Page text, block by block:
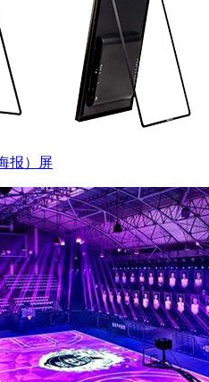
报）屏